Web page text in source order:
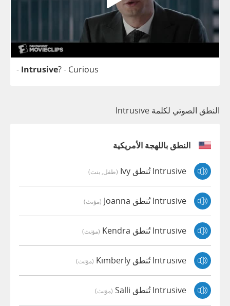
- Intrusive?- Curious
النطق الصوتي لكلمة Intrusive
النطق باللهجة الأمريكية
Intrusive تُنطق Ivy (طفل, بنت)
Intrusive تُنطق Joanna (مؤنث)
Intrusive تُنطق Kendra (مؤنث)
Intrusive تُنطق Kimberly (مؤنث)
Intrusive تُنطق Salli (مؤنث)